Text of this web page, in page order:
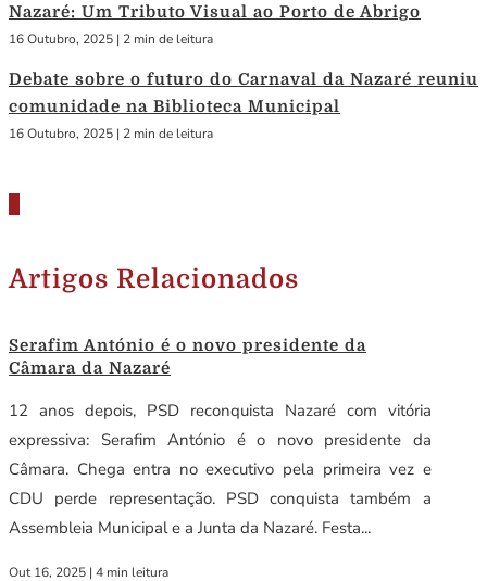
Nazaré: Um Tributo Visual ao Porto de Abrigo
16 Outubro, 2025 | 2 min de leitura
Debate sobre o futuro do Carnaval da Nazaré reuniu
comunidade na Biblioteca Municipal
16 Outubro, 2025 | 2 min de leitura
Artigos Relacionados
Serafim António é o novo presidente da
Câmara da Nazaré
12 anos depois, PSD reconquista Nazaré com vitória
expressiva: Serafim António é o novo presidente da
Câmara. Chega entra no executivo pela primeira vez e
CDU perde representação. PSD conquista também a
Assembleia Municipal e a Junta da Nazaré. Festa...
Out 16, 2025 | 4 min leitura